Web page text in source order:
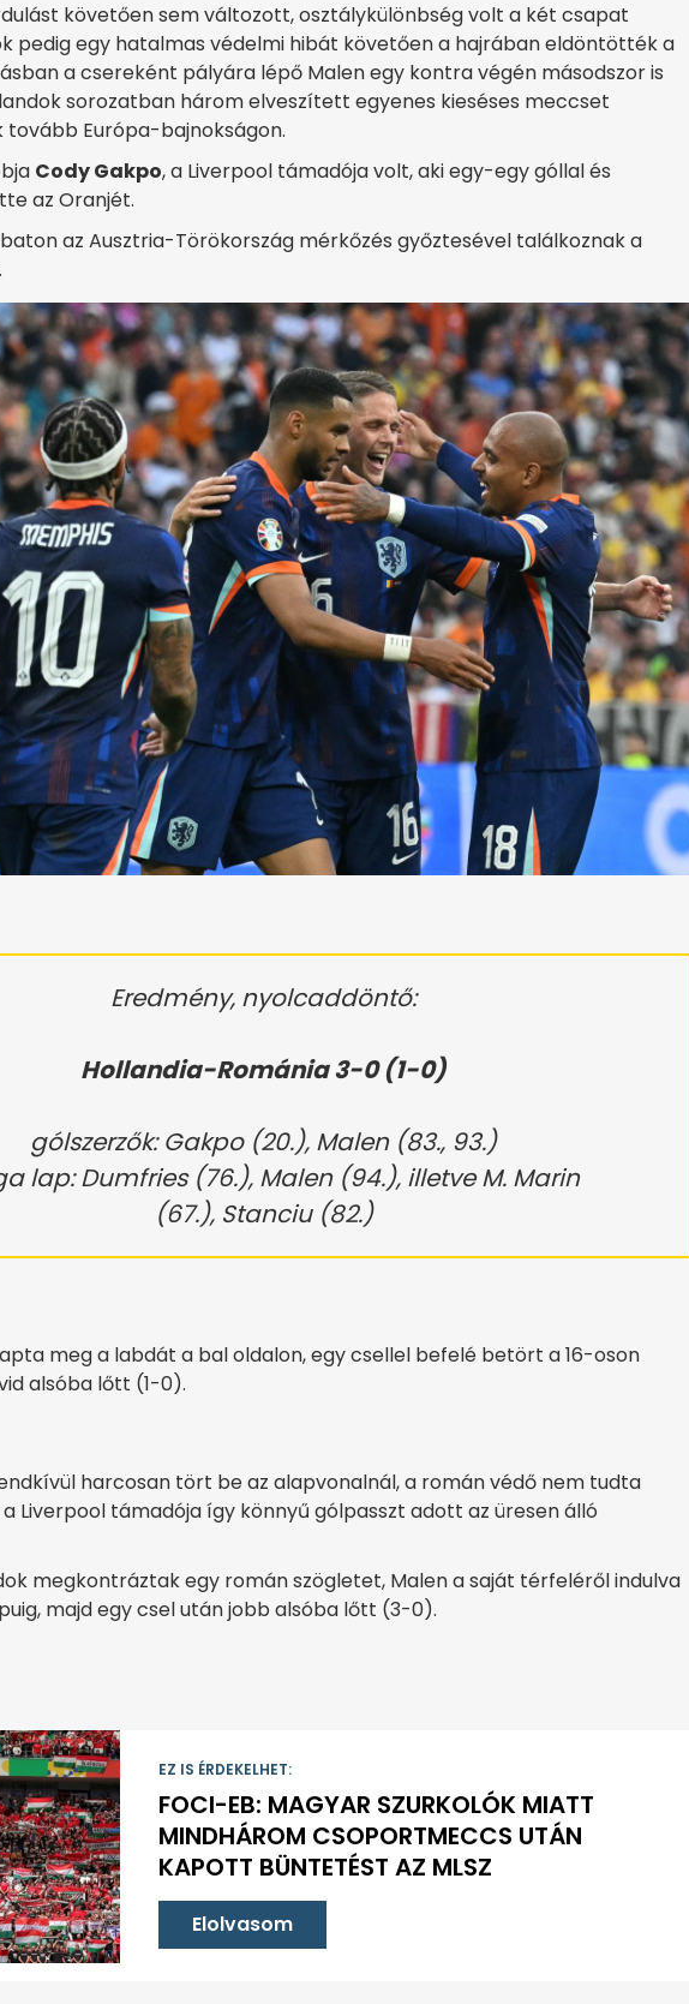
követően sem változott, osztálykülönbség volt a két csapat
pedig egy hatalmas védelmi hibát követően a hajrában eldöntötték a
a csereként pályára lépő Malen egy kontra végén másodszor is
sorozatban három elveszített egyenes kieséses meccset
Európa-bajnokságon.
Cody Gakpo, a Liverpool támadója volt, aki egy-egy góllal és
az Oranjét.
az Ausztria-Törökország mérkőzés győztesével találkoznak a
Eredmény, nyolcaddöntő:
Hollandia-Románia 3-0 (1-0)
gólszerzők: Gakpo (20.), Malen (83., 93.)
lap: Dumfries (76.), Malen (94.), illetve M. Marin
(67.), Stanciu (82.)
meg a labdát a bal oldalon, egy csellel befelé betört a 16-oson
alsóba lőtt (1-0).
harcosan tört be az alapvonalnál, a román védő nem tudta
Liverpool támadója így könnyű gólpasszt adott az üresen álló
megkontráztak egy román szögletet, Malen a saját térfeléről indulva
majd egy csel után jobb alsóba lőtt (3-0).
EZ IS ÉRDEKELHET:
FOCI-EB: MAGYAR SZURKOLÓK MIATT
MINDHÁROM CSOPORTMECCS UTÁN
KAPOTT BÜNTETÉST AZ MLSZ
Elolvasom